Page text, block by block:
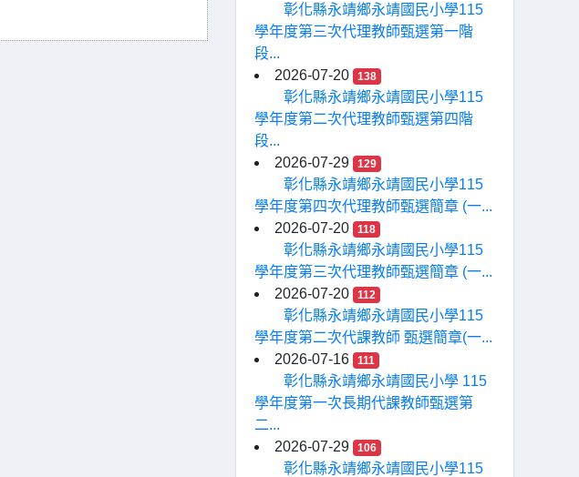
彰化縣永靖鄉永靖國民小學115
學年度第三次代理教師甄選第一階
段...
2026-07-20
138
彰化縣永靖鄉永靖國民小學115
學年度第二次代理教師甄選第四階
段...
2026-07-29
129
彰化縣永靖鄉永靖國民小學115
學年度第四次代理教師甄選簡章 (一...
2026-07-20
118
彰化縣永靖鄉永靖國民小學115
學年度第三次代理教師甄選簡章 (一...
2026-07-20
112
彰化縣永靖鄉永靖國民小學115
學年度第二次代課教師 甄選簡章(一...
2026-07-16
111
彰化縣永靖鄉永靖國民小學 115
學年度第一次長期代課教師甄選第
二...
2026-07-29
106
彰化縣永靖鄉永靖國民小學115